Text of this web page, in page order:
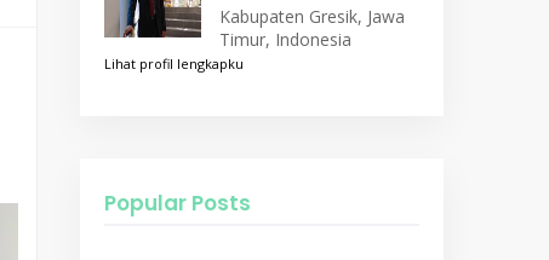
Kabupaten Gresik, Jawa
Timur, Indonesia
Lihat profil lengkapku
Popular Posts